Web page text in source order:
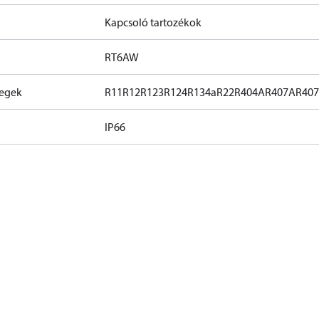
Kapcsoló tartozékok
RT6AW
R11R12R123R124R134aR22R404AR407A
IP66